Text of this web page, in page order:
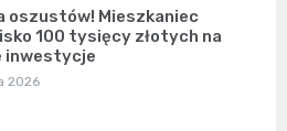
oszustów! Mieszkaniec
100 tysięcy złotych na
inwestycje
2026